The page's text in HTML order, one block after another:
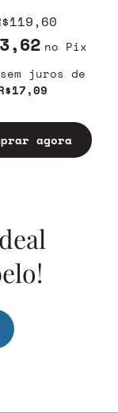
no Pix
sem juros
agora